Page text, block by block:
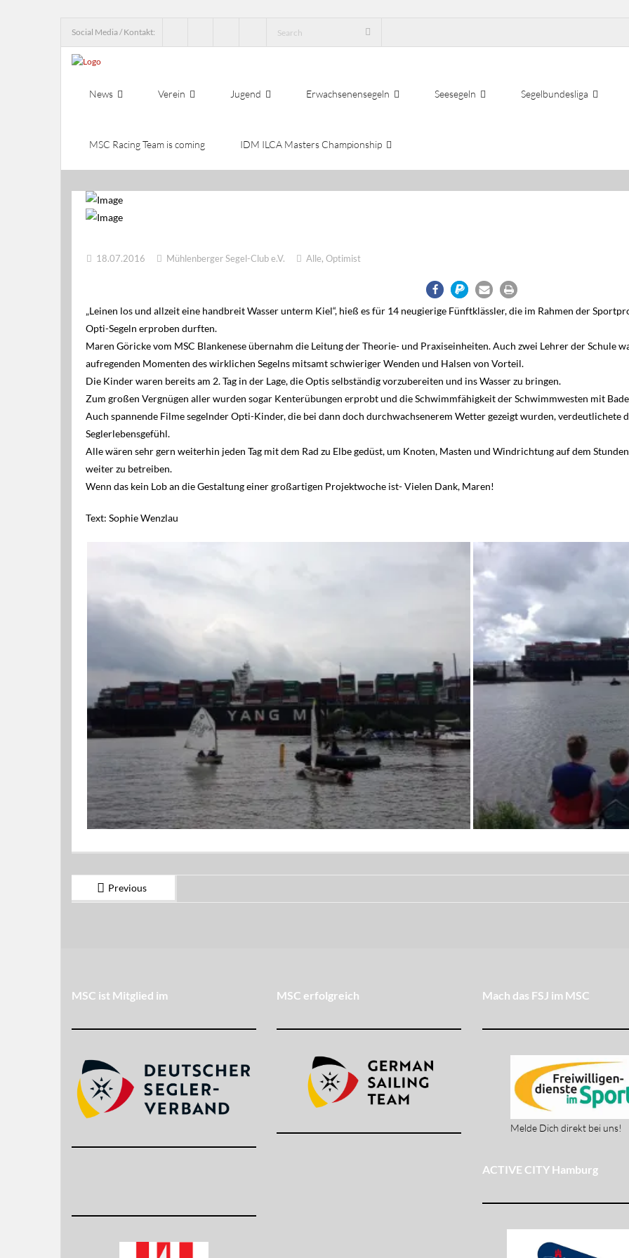
Social Media / Kontakt:
News Verein Jugend Erwachsenensegeln Seesegeln Segelbundesliga
MSC Racing Team is coming IDM ILCA Masters Championship
18.07.2016 Mühlenberger Segel-Club e.V. Alle, Optimist
„Leinen los und allzeit eine handbreit Wasser unterm Kiel“, hieß es für 14 neugierige Fünftklässler, die im Rahmen der
Opti-Segeln erproben durften.
Maren Göricke vom MSC Blankenese übernahm die Leitung der Theorie- und Praxiseinheiten. Auch zwei Lehrer der Schule
aufregenden Momenten des wirklichen Segelns mitsamt schwieriger Wenden und Halsen von Vorteil.
Die Kinder waren bereits am 2. Tag in der Lage, die Optis selbständig vorzubereiten und ins Wasser zu bringen.
Zum großen Vergnügen aller wurden sogar Kenterübungen erprobt und die Schwimmfähigkeit der Schwimmwesten mit
Auch spannende Filme segelnder Opti-Kinder, die bei dann doch durchwachsenerem Wetter gezeigt wurden, verdeutlichete
Seglerlebensgefühl.
Alle wären sehr gern weiterhin jeden Tag mit dem Rad zu Elbe gedüst, um Knoten, Masten und Windrichtung auf dem
weiter zu betreiben.
Wenn das kein Lob an die Gestaltung einer großartigen Projektwoche ist- Vielen Dank, Maren!
Text: Sophie Wenzlau
Previous
MSC ist Mitglied im MSC erfolgreich Mach das FSJ im MSC
Melde Dich direkt bei uns!
ACTIVE CITY Hamburg